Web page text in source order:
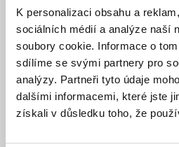
K personalizaci obsahu a
sociálních médií a analýze naší
soubory cookie. Informace o
sdílíme se svými partnery pro
analýzy. Partneři tyto údaje
dalšími informacemi, které jste
získali v důsledku toho, že